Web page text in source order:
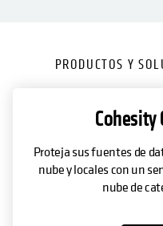
PRODUCTOS Y
Cohesity
Proteja sus fuentes de
nube y locales con un
nube de